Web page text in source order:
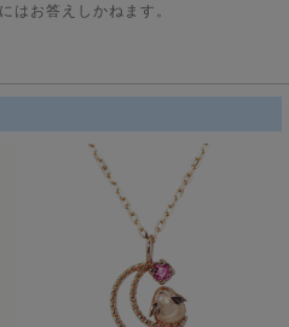
はお答えしかねます。